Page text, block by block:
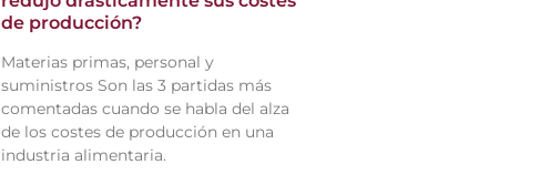
de producción?
Materias primas, personal y
suministros Son las 3 partidas más
comentadas cuando se habla del alza
de los costes de producción en una
industria alimentaria.